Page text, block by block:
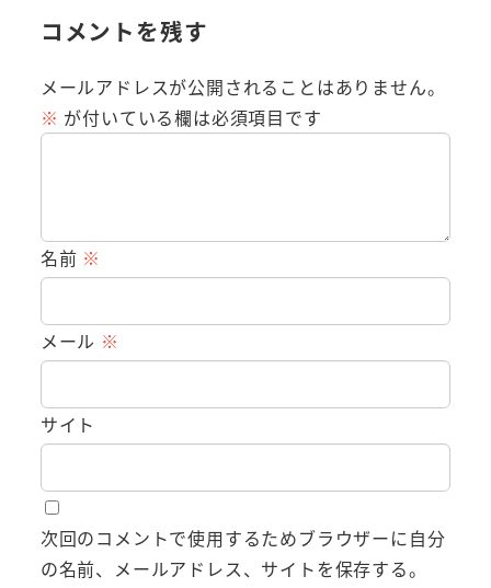
コメントを残す
メールアドレスが公開されることはありません。
※ が付いている欄は必須項目です
名前 ※
メール ※
サイト
次回のコメントで使用するためブラウザーに自分
の名前、メールアドレス、サイトを保存する。